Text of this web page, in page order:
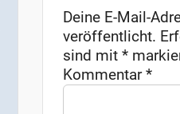
Deine E-Mail-
veröffentlicht.
sind mit*
Kommentar*